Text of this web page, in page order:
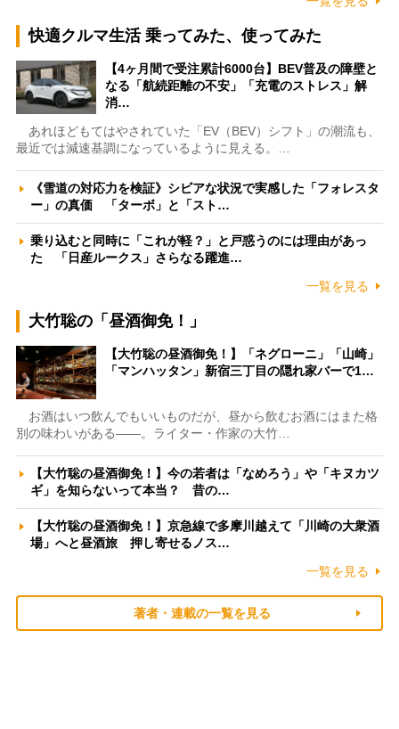
快適クルマ生活 乗ってみた、使ってみた
【4ヶ月間で受注累計6000台】BEV普及の障壁と
なる「航続距離の不安」「充電のストレス」解
消…
あれほどもてはやされていた「EV（BEV）シフト」の潮流も、
最近では減速基調になっているように見える。…
《雪道の対応力を検証》シビアな状況で実感した「フォレスタ
ー」の真価 「ターボ」と「スト…
乗り込むと同時に「これが軽？」と戸惑うのには理由があっ
た 「日産ルークス」さらなる躍進…
一覧を見る
大竹聡の「昼酒御免！」
【大竹聡の昼酒御免！】「ネグローニ」「山崎」
「マンハッタン」新宿三丁目の隠れ家バーで1…
お酒はいつ飲んでもいいものだが、昼から飲むお酒にはまた格
別の味わいがある――。ライター・作家の大竹…
【大竹聡の昼酒御免！】今の若者は「なめろう」や「キヌカツ
ギ」を知らないって本当？ 昔の…
【大竹聡の昼酒御免！】京急線で多摩川越えて「川崎の大衆酒
場」へと昼酒旅 押し寄せるノス…
一覧を見る
著者・連載の一覧を見る